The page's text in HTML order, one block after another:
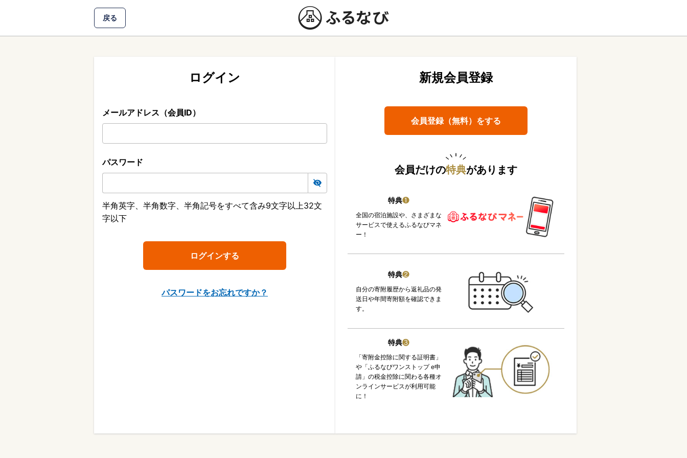
戻る
ログイン
メールアドレス（会員ID）
パスワード
半角英字、半角数字、半角記号をすべて含み9文字以上32文
字以下
パスワードをお忘れですか？
新規会員登録
会員登録（無料）をする
会員だけの特典があります
特典❶
全国の宿泊施設や、さまざまな
サービスで使えるふるなびマネ
ー！
特典❷
自分の寄附履歴から返礼品の発
送日や年間寄附額を確認できま
す。
特典❸
「寄附金控除に関する証明書」
や「ふるなびワンストップ e申
請」の税金控除に関わる各種オ
ンラインサービスが利用可能
に！